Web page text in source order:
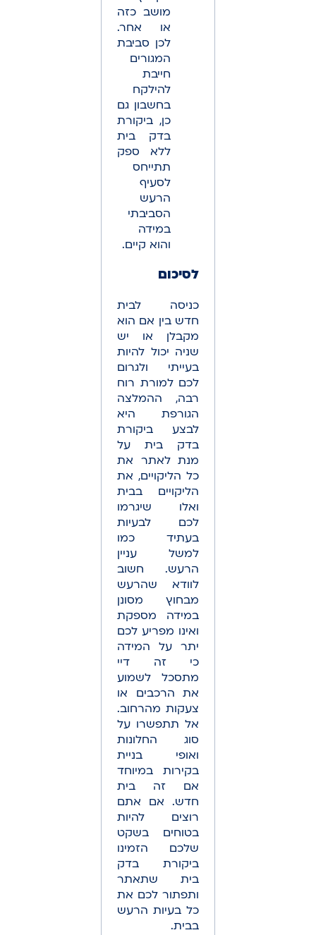
מושב כזה
או אחר.
לכן סביבת
המגורים
חייבת
להילקח
בחשבון גם
כן, ביקורת
בדק בית
ללא ספק
תתייחס
לסעיף
הרעש
הסביבתי
במידה
והוא קיים.
לסיכום
כניסה לבית
חדש בין אם הוא
מקבלן או יש
שניה יכול להיות
בעייתי ולגרום
לכם למורת רוח
רבה, ההמלצה
הגורפת היא
לבצע ביקורת
בדק בית על
מנת לאתר את
כל הליקויים, את
הליקויים בבית
ואלו שיגרמו
לכם לבעיות
בעתיד כמו
למשל עניין
הרעש. חשוב
לוודא שהרעש
מבחוץ מסונן
במידה מספקת
ואינו מפריע לכם
יתר על המידה
כי זה דיי
מתסכל לשמוע
את הרכבים או
צעקות מהרחוב.
אל תתפשרו על
סוג החלונות
ואופי בניית
בקירות במיוחד
אם זה בית
חדש. אם אתם
רוצים להיות
בטוחים בשקט
שלכם הזמינו
ביקורת בדק
בית שתאתר
ותפתור לכם את
כל בעיות הרעש
בבית.